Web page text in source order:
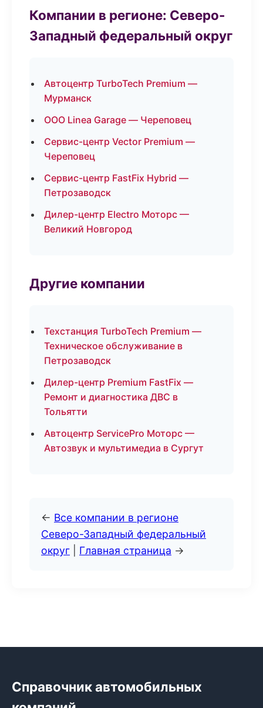
Компании в регионе: Северо-
Западный федеральный округ
Автоцентр TurboTech Premium —
Мурманск
ООО Linea Garage — Череповец
Сервис-центр Vector Premium —
Череповец
Сервис-центр FastFix Hybrid —
Петрозаводск
Дилер-центр Electro Моторс —
Великий Новгород
Другие компании
Техстанция TurboTech Premium —
Техническое обслуживание в
Петрозаводск
Дилер-центр Premium FastFix —
Ремонт и диагностика ДВС в
Тольятти
Автоцентр ServicePro Моторс —
Автозвук и мультимедиа в Сургут
← Все компании в регионе
Северо-Западный федеральный
округ
Главная страница →
Справочник автомобильных